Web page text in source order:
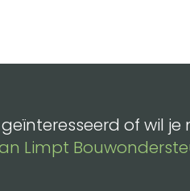
geïnteresseerd of wil
Limpt